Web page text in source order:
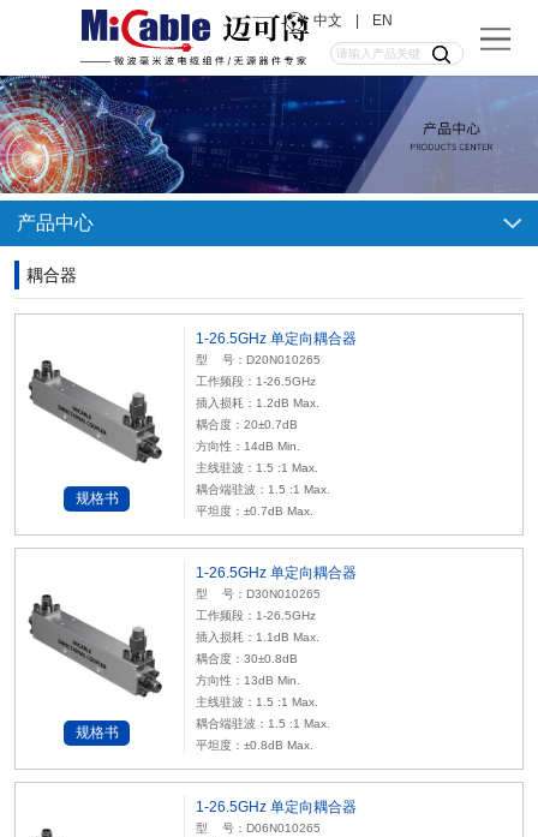
中文 | EN
产品中心
耦合器
规格书
1-26.5GHz 单定向耦合器
型 号：D20N010265
工作频段：1-26.5GHz
插入损耗：1.2dB Max.
耦合度：20±0.7dB
方向性：14dB Min.
主线驻波：1.5 :1 Max.
耦合端驻波：1.5 :1 Max.
平坦度：±0.7dB Max.
规格书
1-26.5GHz 单定向耦合器
型 号：D30N010265
工作频段：1-26.5GHz
插入损耗：1.1dB Max.
耦合度：30±0.8dB
方向性：13dB Min.
主线驻波：1.5 :1 Max.
耦合端驻波：1.5 :1 Max.
平坦度：±0.8dB Max.
1-26.5GHz 单定向耦合器
型 号：D06N010265